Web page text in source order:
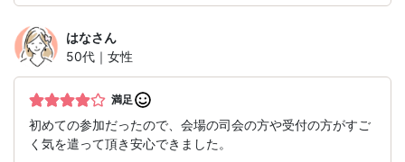
はなさん
50代｜女性
満足
初めての参加だったので、会場の司会の方や受付の方がすご
く気を遣って頂き安心できました。